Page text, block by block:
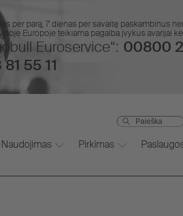
per parą, 7 dienas per savaitę paskambinus
Europoje teikiama pagalba įvykus avarijai
Euroservice“: 00800
55 11
Naudojimas Pirkimas